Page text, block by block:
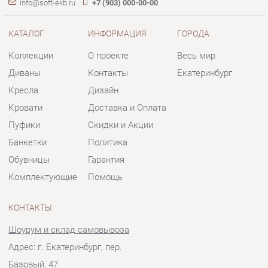
Кровати
Пуфики
Банкетки
Обувницы
Доставка и Оплата
Скидки и Акции
Политика
Гарантия
КОНТАКТЫ
Базовый, 47
Телефон: +7 (903) 000-00-00
Отправить сообщение